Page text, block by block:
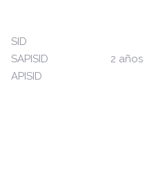
SID
SAPISID
APISID
2 años